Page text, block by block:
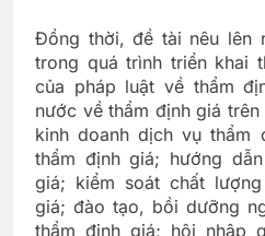
Đồng thời, đề tài nêu lên
trong quá trình triển khai
của pháp luật về thẩm
nước về thẩm định giá
kinh doanh dịch vụ thẩm
thẩm định giá; hướng
giá; kiểm soát chất
giá; đào tạo, bồi dưỡng
thẩm định giá; hội nhập